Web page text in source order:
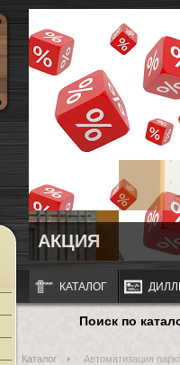
АКЦИЯ
КАТАЛОГ
Поиск по
Каталог Автоматизация